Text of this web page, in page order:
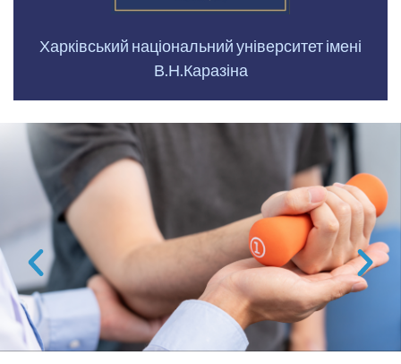
Харківський національний університет імені
В.Н.Каразіна